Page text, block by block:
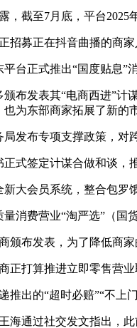
截至7月底，平台2025
募正在抖音曲播的商家
正式推出“国度贴息”消
发表其“电商西进”计
为东部商家拓展了新的
布专项支撑政策，对跨
签定计谋合做和谈，推
会员系统，整合包罗饿
费营业“淘严选”（国
布发表，为了降低商家
打算推进立即零售营业
出的“超时必赔”“不上门
通过社交发文指出，此